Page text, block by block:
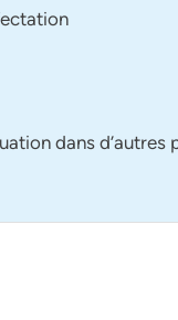
dans d’autres